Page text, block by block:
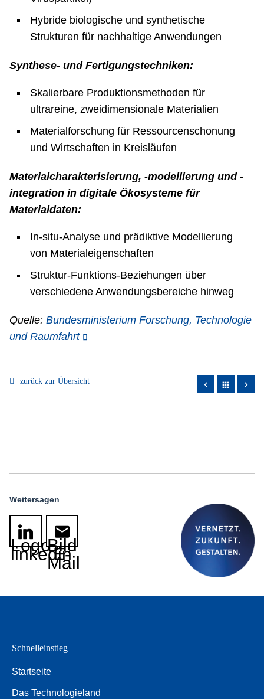
Hybride biologische und synthetische
Strukturen für nachhaltige Anwendungen
Synthese- und Fertigungstechniken:
Skalierbare Produktionsmethoden für
ultrareine, zweidimensionale Materialien
Materialforschung für Ressourcenschonung
und Wirtschaften in Kreisläufen
Materialcharakterisierung, -modellierung und -
integration in digitale Ökosysteme für
Materialdaten:
In-situ-Analyse und prädiktive Modellierung
von Materialeigenschaften
Struktur-Funktions-Beziehungen über
verschiedene Anwendungsbereiche hinweg
Quelle: Bundesministerium Forschung, Technologie
und Raumfahrt
zurück zur Übersicht apps
Weitersagen
Logo
linkedin
Bild
E-
Mail
Schnelleinstieg
Startseite
Das Technologieland